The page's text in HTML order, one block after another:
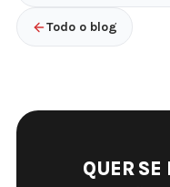
Todo o blog
QUER SE